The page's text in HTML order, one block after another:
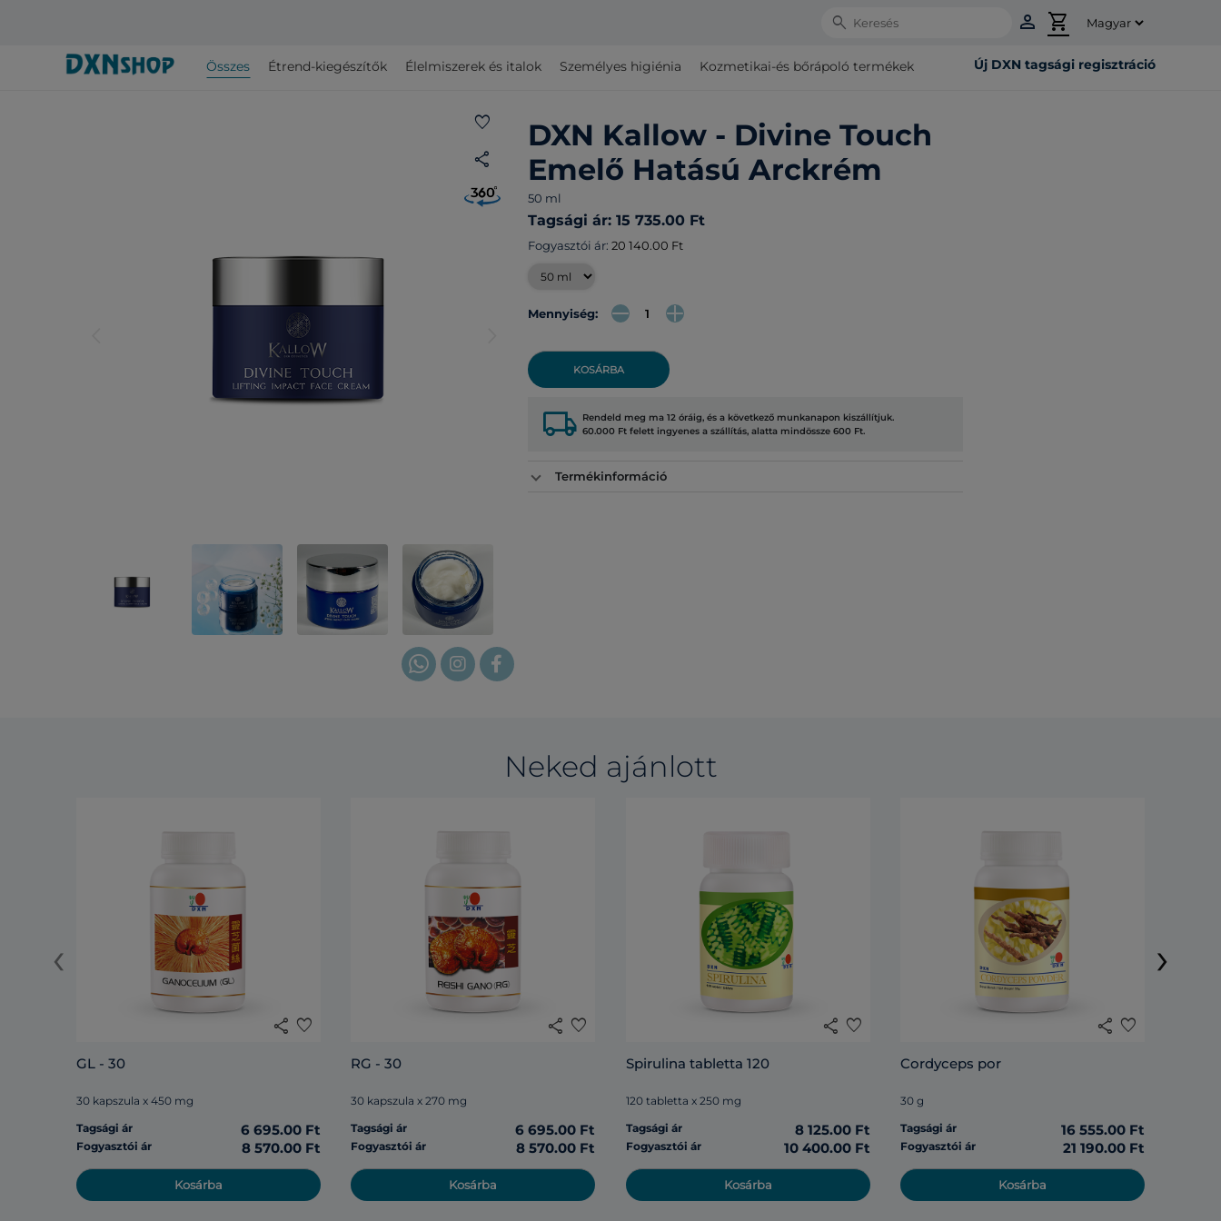
Search person shopping_cart
Összes Étrend-kiegészítők Élelmiszerek és italok Személyes higiénia Kozmetikai-és bőrápoló termékek Új DXN tagsági regisztráció
favorite
share
DXN Kallow - Divine Touch
Emelő Hatású Arckrém
50 ml
Tagsági ár: 15 735.00 Ft
Fogyasztói ár: 20 140.00 Ft
Mennyiség:
KOSÁRBA
local_shipping Rendeld meg ma 12 óráig, és a következő munkanapon kiszállítjuk.
60.000 Ft felett ingyenes a szállítás, alatta mindössze 600 Ft.
Termékinformáció
Neked ajánlott
share favorite
GL - 30
30 kapszula x 450 mg
Tagsági ár
6 695.00 Ft
Fogyasztói ár 8 570.00 Ft
Kosárba
share favorite
RG - 30
30 kapszula x 270 mg
Tagsági ár
6 695.00 Ft
Fogyasztói ár 8 570.00 Ft
Kosárba
share favorite
Spirulina tabletta 120
120 tabletta x 250 mg
Tagsági ár
8 125.00 Ft
Fogyasztói ár 10 400.00 Ft
Kosárba
share favorite
Cordyceps por
30 g
Tagsági ár
16 555.00 Ft
Fogyasztói ár 21 190.00 Ft
Kosárba
‹ ›